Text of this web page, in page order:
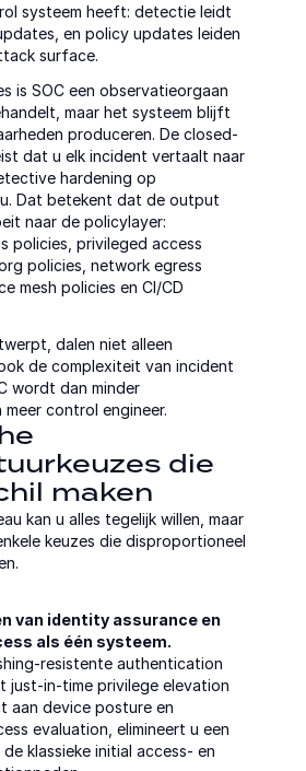
systeem heeft: detectie leidt
en policy updates leiden
surface.
is SOC een observatieorgaan
maar het systeem blijft
produceren. De closed-
dat u elk incident vertaalt naar
hardening op
Dat betekent dat de output
naar de policylayer:
policies, privileged access
policies, network egress
mesh policies en CI/CD
dalen niet alleen
de complexiteit van incident
wordt dan minder
meer control engineer.
die
maken
kan u alles tegelijk willen, maar
keuzes die disproportioneel
van identity assurance en
als één systeem.
resistente authentication
just-in-time privilege elevation
aan device posture en
evaluation, elimineert u een
klassieke initial access- en